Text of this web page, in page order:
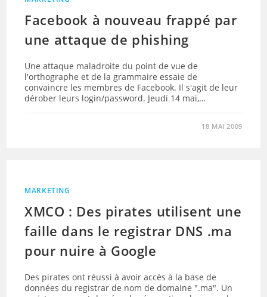
Facebook à nouveau frappé par
une attaque de phishing
Une attaque maladroite du point de vue de
l'orthographe et de la grammaire essaie de
convaincre les membres de Facebook. Il s'agit de leur
dérober leurs login/password. Jeudi 14 mai,…
18 MAI 2009
MARKETING
XMCO : Des pirates utilisent une
faille dans le registrar DNS .ma
pour nuire à Google
Des pirates ont réussi à avoir accès à la base de
données du registrar de nom de domaine ".ma". Un